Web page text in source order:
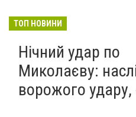
ТОП НОВИНИ
Нічний удар по
Миколаєву:
ворожого